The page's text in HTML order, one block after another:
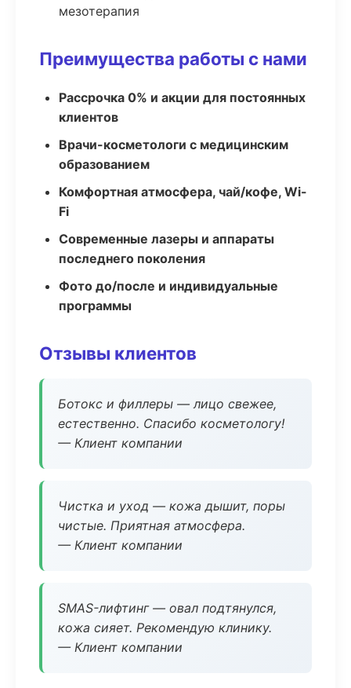
мезотерапия
Преимущества работы с нами
Рассрочка 0% и акции для постоянных
клиентов
Врачи-косметологи с медицинским
образованием
Комфортная атмосфера, чай/кофе, Wi-
Fi
Современные лазеры и аппараты
последнего поколения
Фото до/после и индивидуальные
программы
Отзывы клиентов
Ботокс и филлеры — лицо свежее,
естественно. Спасибо косметологу!
— Клиент компании
Чистка и уход — кожа дышит, поры
чистые. Приятная атмосфера.
— Клиент компании
SMAS-лифтинг — овал подтянулся,
кожа сияет. Рекомендую клинику.
— Клиент компании